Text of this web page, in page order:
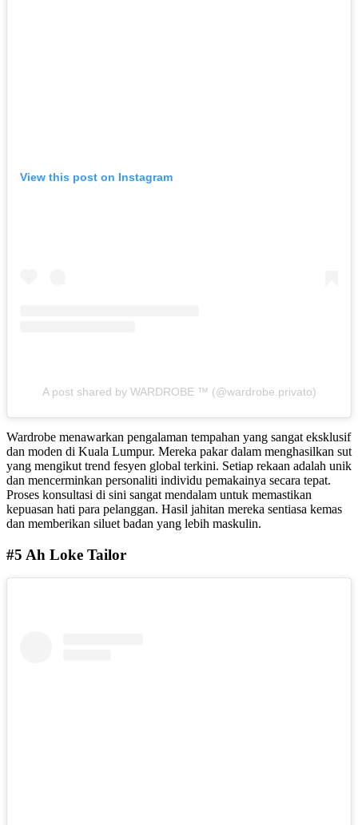
View this post on Instagram
A post shared by WARDROBE ™ (@wardrobe.privato)
Wardrobe menawarkan pengalaman tempahan yang sangat eksklusif
dan moden di Kuala Lumpur. Mereka pakar dalam menghasilkan sut
yang mengikut trend fesyen global terkini. Setiap rekaan adalah unik
dan mencerminkan personaliti individu pemakainya secara tepat.
Proses konsultasi di sini sangat mendalam untuk memastikan
kepuasan hati para pelanggan. Hasil jahitan mereka sentiasa kemas
dan memberikan siluet badan yang lebih maskulin.
#5 Ah Loke Tailor